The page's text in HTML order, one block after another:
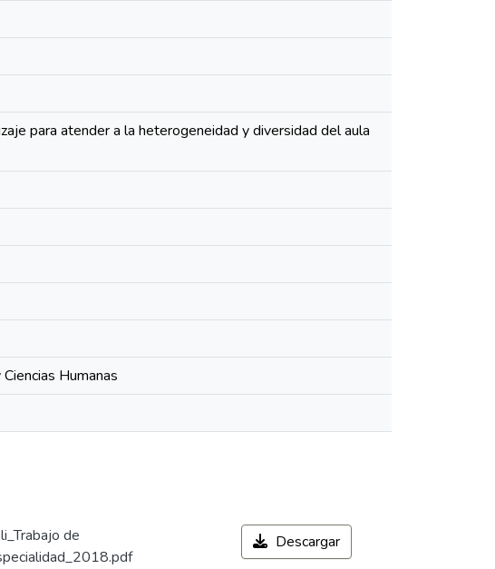
para atender a la heterogeneidad y diversidad del aula
Humanas
de
Descargar